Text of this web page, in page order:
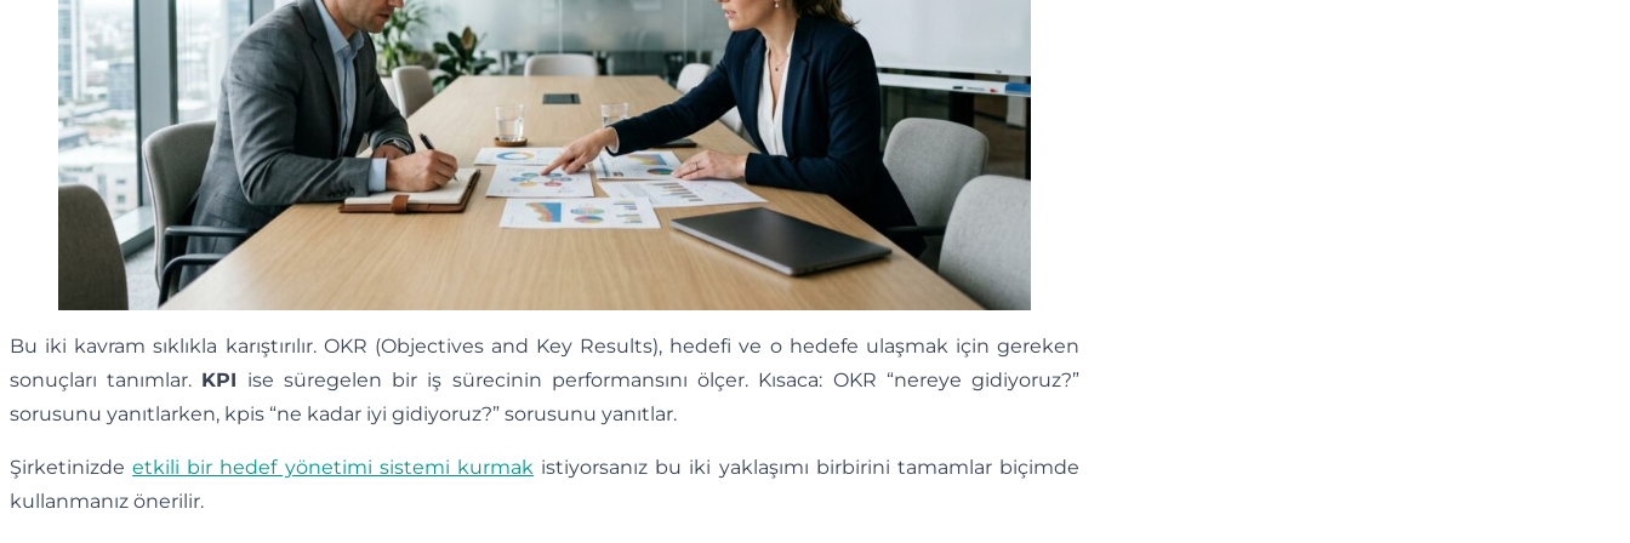
Bu iki kavram sıklıkla karıştırılır. OKR (Objectives and Key Results), hedefi ve o hedefe ulaşmak için gereken
sonuçları tanımlar. KPI ise süregelen bir iş sürecinin performansını ölçer. Kısaca: OKR “nereye gidiyoruz?”
sorusunu yanıtlarken, kpis “ne kadar iyi gidiyoruz?” sorusunu yanıtlar.
Şirketinizdeetkili bir hedef yönetimi sistemi kurmakistiyorsanız bu iki yaklaşımı birbirini tamamlar biçimde
kullanmanız önerilir.